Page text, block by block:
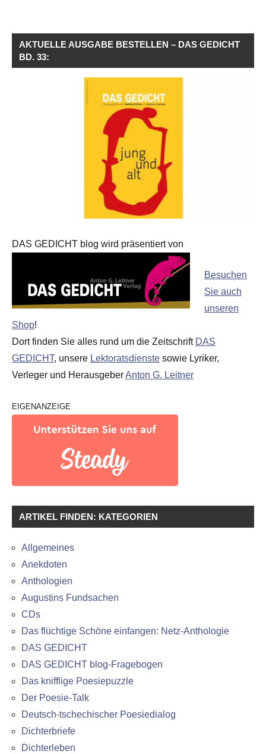
AKTUELLE AUSGABE BESTELLEN – DAS GEDICHT
BD. 33:
DAS GEDICHT blog wird präsentiert von
Besuchen
Sie auch
unseren
Shop!
Dort finden Sie alles rund um die Zeitschrift DAS
GEDICHT, unsere Lektoratsdienste sowie Lyriker,
Verleger und HerausgeberAnton G. Leitner
EIGENANZEIGE
ARTIKEL FINDEN: KATEGORIEN
Allgemeines
Anekdoten
Anthologien
Augustins Fundsachen
CDs
Das flüchtige Schöne einfangen: Netz-Anthologie
DAS GEDICHT
DAS GEDICHT blog-Fragebogen
Das knifflige Poesiepuzzle
Der Poesie-Talk
Deutsch-tschechischer Poesiedialog
Dichterbriefe
Dichterleben